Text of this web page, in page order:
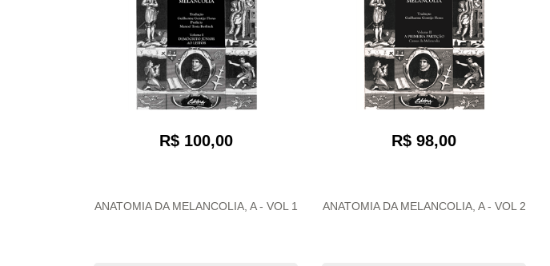
R$ 100,00
ANATOMIA DA MELANCOLIA, A - VOL 1
R$ 98,00
ANATOMIA DA MELANCOLIA, A - VOL 2